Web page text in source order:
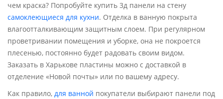
чем краска? Попробуйте купить 3д панели на стену
самоклеющиеся для кухни. Отделка в ванную покрыта
влагоотталкивающим защитным слоем. При регулярном
проветривании помещения и уборке, она не покроется
плесенью, постоянно будет радовать своим видом.
Заказать в Харькове пластины можно с доставкой в
отделение «Новой почты» или по вашему адресу.
Как правило, для ванной покупатели выбирают панели под